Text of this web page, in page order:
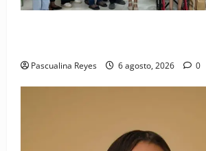
Pascualina Reyes 6 agosto, 2026 0